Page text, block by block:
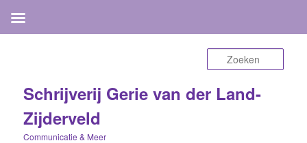
Schrijverij Gerie van der Land-
Zijderveld
Communicatie & Meer